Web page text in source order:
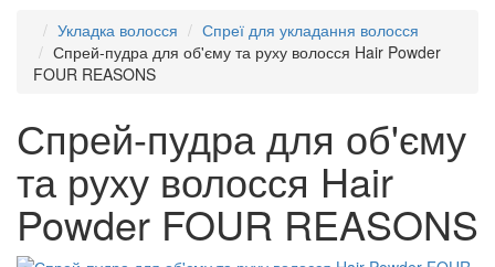
Укладка волосся
Спреї для укладання волосся
Спрей-пудра для об'єму та руху волосся Hair Powder
FOUR REASONS
Спрей-пудра для об'єму
та руху волосся Hair
Powder FOUR REASONS